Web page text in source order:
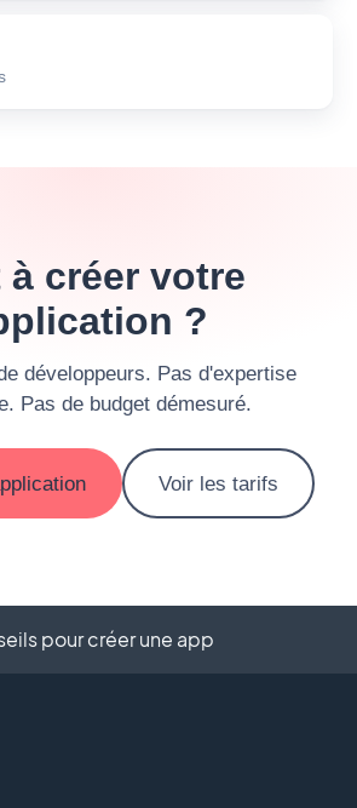
à créer votre
?
développeurs. Pas d'expertise
Pas de budget démesuré.
Voir les tarifs
pour créer une app